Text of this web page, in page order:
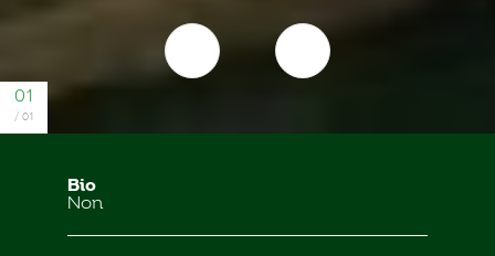
Bio
Non